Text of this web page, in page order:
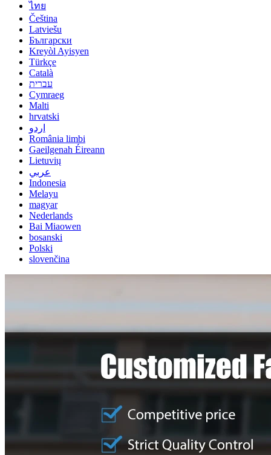
ไทย
Čeština
Latviešu
Български
Kreyòl Ayisyen
Türkçe
Català
עברית
Cymraeg
Malti
hrvatski
اردو
România limbi
Gaeilgenah Éireann
Lietuvių
عربي
Indonesia
Melayu
magyar
Nederlands
Bai Miaowen
bosanski
Polski
slovenčina